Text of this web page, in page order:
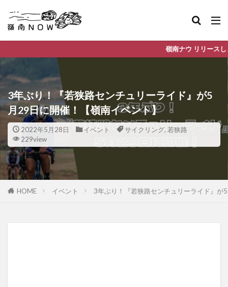
嶺南ナウ リリースしました。これから嶺南
3年ぶり！『若狭路センチュリーライド』が5
月29日に開催！【嶺南イベント】
2022年5月28日 イベント サイクリング, 若狭路
229view
HOME イベント 3年ぶり！『若狭路センチュリーライド』が